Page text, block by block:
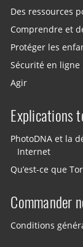
Des ressources
Comprendre et
Protéger les
Sécurité en ligne
Agir
Explications
PhotoDNA et la
Internet
Qu’est-ce que
Commander
Conditions